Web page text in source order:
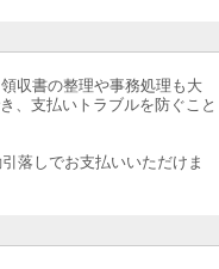
収書の整理や事務処理も大
、支払いトラブルを防ぐこと
落しでお支払いいただけま